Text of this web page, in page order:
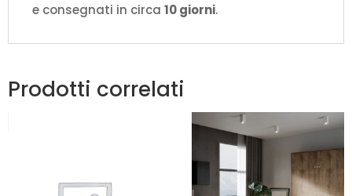
e consegnati in circa 10 giorni.
Prodotti correlati